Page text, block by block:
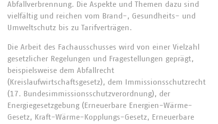
Abfallverbrennung. Die Aspekte und Themen dazu sind
vielfältig und reichen vom Brand-, Gesundheits- und
Umweltschutz bis zu Tarifverträgen.
Die Arbeit des Fachausschusses wird von einer Vielzahl
gesetzlicher Regelungen und Fragestellungen geprägt,
beispielsweise dem Abfallrecht
(Kreislaufwirtschaftsgesetz), dem Immissionsschutzrecht
(17. Bundesimmissionsschutzverordnung), der
Energiegesetzgebung (Erneuerbare Energien-Wärme-
Gesetz, Kraft-Wärme-Kopplungs-Gesetz, Erneuerbare